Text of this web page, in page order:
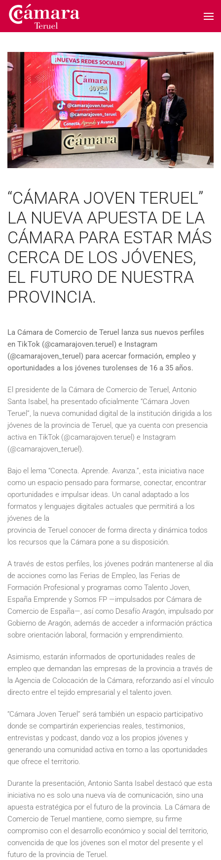
Skip to main content
“CÁMARA JOVEN TERUEL”
LA NUEVA APUESTA DE LA
CÁMARA PARA ESTAR MÁS
CERCA DE LOS JÓVENES,
EL FUTURO DE NUESTRA
PROVINCIA.
La Cámara de Comercio de Teruel lanza sus nuevos perfiles
en TikTok (@camarajoven.teruel) e Instagram
(@camarajoven_teruel) para acercar formación, empleo y
oportunidades a los jóvenes turolenses de 16 a 35 años.
El presidente de la Cámara de Comercio de Teruel, Antonio
Santa Isabel, ha presentado oficialmente “Cámara Joven
Teruel”, la nueva comunidad digital de la institución dirigida a los
jóvenes de la provincia de Teruel, que ya cuenta con presencia
activa en TikTok (@camarajoven.teruel) e Instagram
(@camarajoven_teruel).
Bajo el lema “Conecta. Aprende. Avanza.”, esta iniciativa nace
como un espacio pensado para formarse, conectar, encontrar
oportunidades e impulsar ideas. Un canal adaptado a los
formatos y lenguajes digitales actuales que permitirá a los
jóvenes de la
provincia de Teruel conocer de forma directa y dinámica todos
los recursos que la Cámara pone a su disposición.
A través de estos perfiles, los jóvenes podrán mantenerse al día
de acciones como las Ferias de Empleo, las Ferias de
Formación Profesional y programas como Talento Joven,
España Emprende y Somos FP —impulsados por Cámara de
Comercio de España—, así como Desafío Aragón, impulsado por
Gobierno de Aragón, además de acceder a información práctica
sobre orientación laboral, formación y emprendimiento.
Asimismo, estarán informados de oportunidades reales de
empleo que demandan las empresas de la provincia a través de
la Agencia de Colocación de la Cámara, reforzando así el vínculo
directo entre el tejido empresarial y el talento joven.
“Cámara Joven Teruel” será también un espacio participativo
donde se compartirán experiencias reales, testimonios,
entrevistas y podcast, dando voz a los propios jóvenes y
generando una comunidad activa en torno a las oportunidades
que ofrece el territorio.
Durante la presentación, Antonio Santa Isabel destacó que esta
iniciativa no es solo una nueva vía de comunicación, sino una
apuesta estratégica por el futuro de la provincia. La Cámara de
Comercio de Teruel mantiene, como siempre, su firme
compromiso con el desarrollo económico y social del territorio,
convencida de que los jóvenes son el motor del presente y el
futuro de la provincia de Teruel.